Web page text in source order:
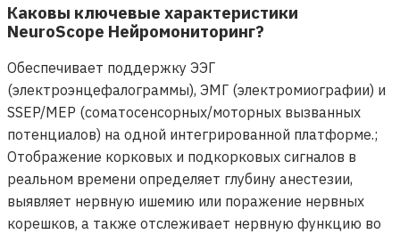
Каковы ключевые характеристики
NeuroScope Нейромониторинг?
Обеспечивает поддержку ЭЭГ
(электроэнцефалограммы), ЭМГ (электромиографии) и
SSEP/MEP (соматосенсорных/моторных вызванных
потенциалов) на одной интегрированной платформе.;
Отображение корковых и подкорковых сигналов в
реальном времени определяет глубину анестезии,
выявляет нервную ишемию или поражение нервных
корешков, а также отслеживает нервную функцию во